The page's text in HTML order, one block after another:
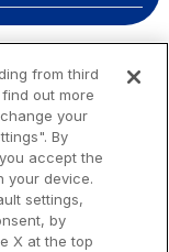
from third
out more
your
By
accept the
your device.
settings,
by
X at the top